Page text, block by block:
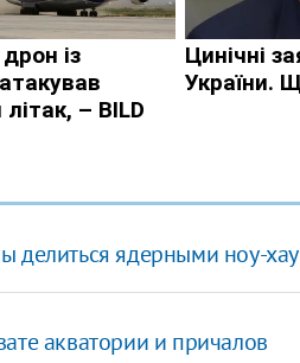
делиться ядерными ноу-хау
акватории и причалов